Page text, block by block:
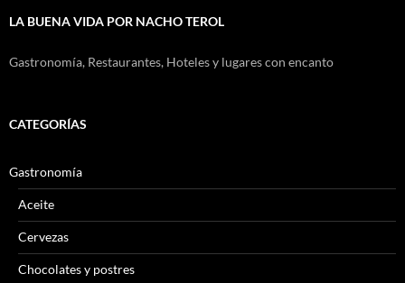
LA BUENA VIDA POR NACHO TEROL
Gastronomía, Restaurantes, Hoteles y lugares con encanto
CATEGORÍAS
Gastronomía
Aceite
Cervezas
Chocolates y postres